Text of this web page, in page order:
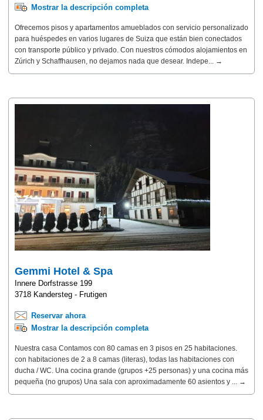
Mostrar la descripción completa
Ofrecemos pisos y apartamentos amueblados con servicio personalizado
para huéspedes en varios lugares de Suiza que están bien conectados
con transporte público y privado. Con nuestros cómodos alojamientos en
Zúrich y Schaffhausen, no dejamos nada que desear. Indepe... →
Gemmi Hotel & Spa
Innere Dorfstrasse 199
3718 Kandersteg - Frutigen
Reservar ahora
Mostrar la descripción completa
Nuestra casa Contamos con 80 camas en 3 pisos en 25 habitaciones.
con habitaciones de 2 a 8 camas (literas), todas las habitaciones con
ducha / WC. Una cocina grande (grupos +25 personas) y una cocina más
pequeña (no grupos) Una sala con aproximadamente 60 asientos y ... →